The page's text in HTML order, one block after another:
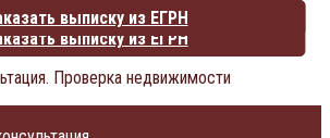
Проверка недвижимости
недвижимость можно
выписку из ЕГРН
выписку из ЕГРН